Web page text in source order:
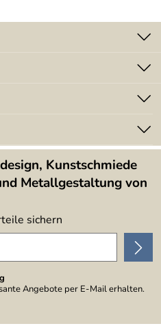
Kunstschmiede
Metallgestaltung von
sichern
Angebote per E-Mail erhalten.
an andere Unternehmen
wird in anonymer Form